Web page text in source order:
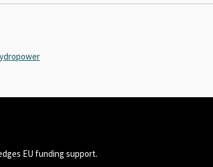
EU funding support.